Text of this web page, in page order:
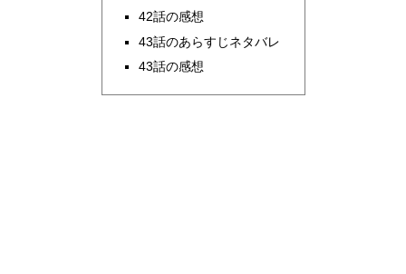
42話の感想
43話のあらすじネタバレ
43話の感想